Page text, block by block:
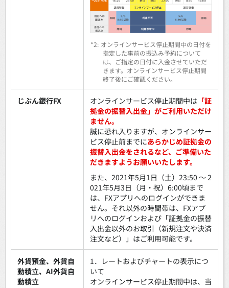
*2: オンラインサービス停止期間中の日付を
指定した事前の振込み予約について
は、ご指定の日付に入金させていただ
きます。オンラインサービス停止期間
終了後にご確認ください。
じぶん銀行FX オンラインサービス停止期間中は 「証
拠金の振替入出金」がご利用いただけ
ません。
誠に恐れ入りますが、オンラインサー
ビス停止前までにあらかじめ証拠金の
振替入出金をされるなど、ご準備いた
だきますようお願いいたします。
また、2021年5月1日（土）23:50 ～ 2
021年5月3日（月・祝）6:00頃まで
は、FXアプリへのログインができま
せん。それ以外の時間帯は、FXアプ
リへのログインおよび「証拠金の振替
入出金以外のお取引（新規注文や決済
注文など）」はご利用可能です。
外貨預金、外貨自
動積立、AI外貨自
動積立
1．レートおよびチャートの表示につ
いて
オンラインサービス停止期間中は、当